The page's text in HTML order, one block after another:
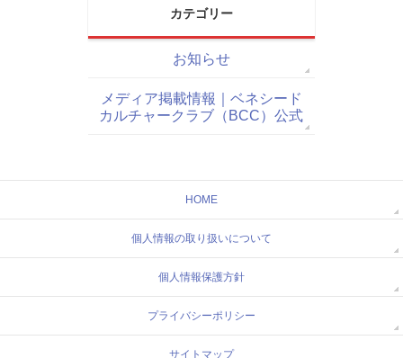
カテゴリー
お知らせ
メディア掲載情報｜ベネシード
カルチャークラブ（BCC）公式
HOME
個人情報の取り扱いについて
個人情報保護方針
プライバシーポリシー
サイトマップ